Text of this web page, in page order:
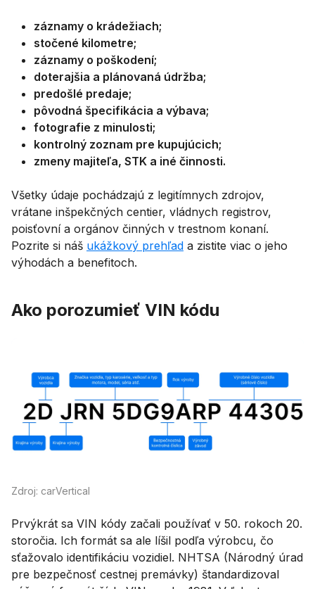
záznamy o krádežiach;
stočené kilometre;
záznamy o poškodení;
doterajšia a plánovaná údržba;
predošlé predaje;
pôvodná špecifikácia a výbava;
fotografie z minulosti;
kontrolný zoznam pre kupujúcich;
zmeny majiteľa, STK a iné činnosti.
Všetky údaje pochádzajú z legitímnych zdrojov,
vrátane inšpekčných centier, vládnych registrov,
poisťovní a orgánov činných v trestnom konaní.
Pozrite si náš ukážkový prehľad a zistite viac o jeho
výhodách a benefitoch.
Ako porozumieť VIN kódu
Zdroj: carVertical
Prvýkrát sa VIN kódy začali používať v 50. rokoch 20.
storočia. Ich formát sa ale líšil podľa výrobcu, čo
sťažovalo identifikáciu vozidiel. NHTSA (Národný úrad
pre bezpečnosť cestnej premávky) štandardizoval